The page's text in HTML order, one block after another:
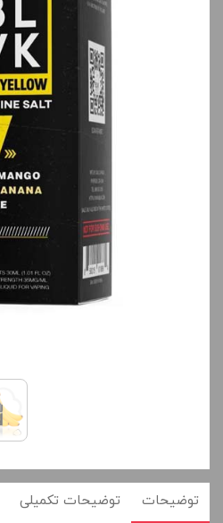
آخرین بروزرسانی قیمت: 19
تمامی قیمت ها بروز هستند.
-
افزودن به سبد خرید
کپ
توضیحات توضیحات تکمیلی